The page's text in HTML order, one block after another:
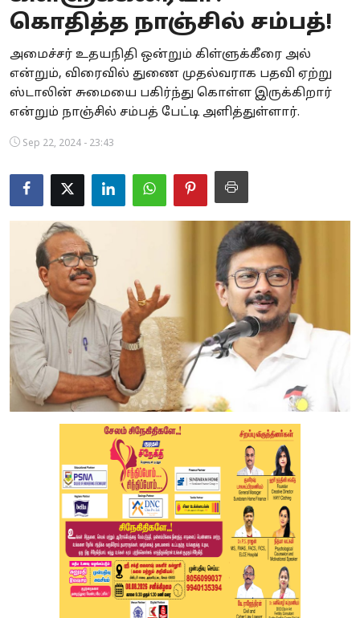
Business
Crime
Tamilnadu
Astrology
Spirituality
Weather
Politics
கொதித்த நாஞ்சில் சம்பத்!
அமைச்சர் உதயநிதி ஒன்றும் கிள்ளுக்கீரை அல்
என்றும், விரைவில் துணை முதல்வராக பதவி ஏற்று
ஸ்டாலின் சுமையை பகிர்ந்து கொள்ள இருக்கிறார்
என்றும் நாஞ்சில் சம்பத் பேட்டி அளித்துள்ளார்.
Sep 22, 2024 - 23:43